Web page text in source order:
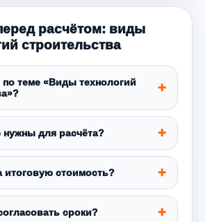
расчётом: виды
строительства
по теме «Виды технологий
нужны для расчёта?
итоговую стоимость?
сроки?